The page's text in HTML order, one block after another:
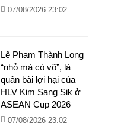
07/08/2026 23:02
Lê Phạm Thành Long
“nhỏ mà có võ”, là
quân bài lợi hại của
HLV Kim Sang Sik ở
ASEAN Cup 2026
07/08/2026 23:02